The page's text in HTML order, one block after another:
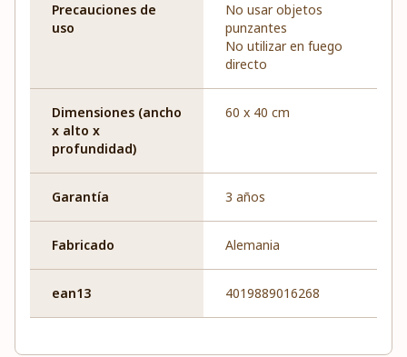
Precauciones de
uso
No usar objetos
punzantes
No utilizar en fuego
directo
Dimensiones (ancho
x alto x
profundidad)
60 x 40 cm
Garantía 3 años
Fabricado Alemania
ean13 4019889016268